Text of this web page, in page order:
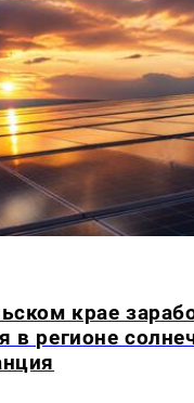
крае
в регионе